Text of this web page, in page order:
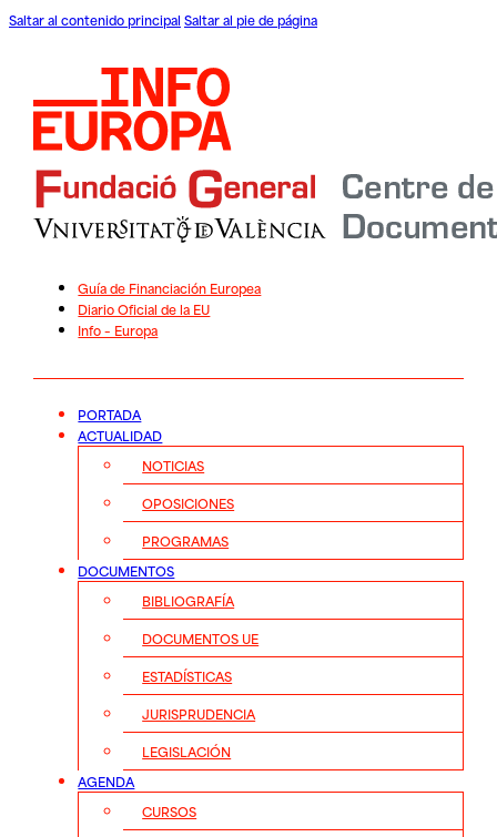
Saltar al contenido principal Saltar al pie de página
Guía de Financiación Europea
Diario Oficial de la EU
Info – Europa
PORTADA
ACTUALIDAD
NOTICIAS
OPOSICIONES
PROGRAMAS
DOCUMENTOS
BIBLIOGRAFÍA
DOCUMENTOS UE
ESTADÍSTICAS
JURISPRUDENCIA
LEGISLACIÓN
AGENDA
CURSOS